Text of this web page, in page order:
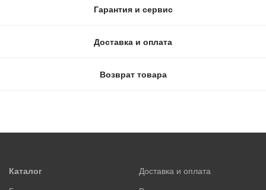
Гарантия и сервис
Доставка и оплата
Возврат товара
Каталог
Доставка и оплата